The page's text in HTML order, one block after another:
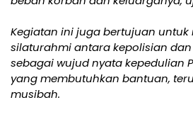
Kegiatan ini juga bertujuan untuk
silaturahmi antara kepolisian
sebagai wujud nyata kepedulian
yang membutuhkan bantuan,
musibah.